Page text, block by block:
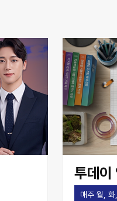
투데이
매주 월,